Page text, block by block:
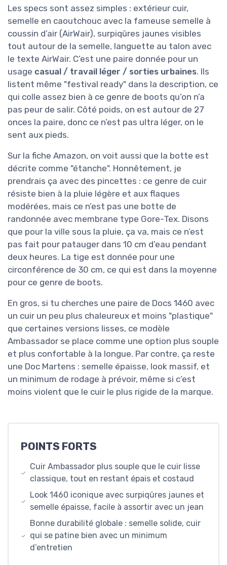
Les specs sont assez simples : extérieur cuir,
semelle en caoutchouc avec la fameuse semelle à
coussin d’air (AirWair), surpiqûres jaunes visibles
tout autour de la semelle, languette au talon avec
le texte AirWair. C’est une paire donnée pour un
usage casual / travail léger / sorties urbaines. Ils
listent même "festival ready" dans la description, ce
qui colle assez bien à ce genre de boots qu’on n’a
pas peur de salir. Côté poids, on est autour de 27
onces la paire, donc ce n’est pas ultra léger, on le
sent aux pieds.
Sur la fiche Amazon, on voit aussi que la botte est
décrite comme "étanche". Honnêtement, je
prendrais ça avec des pincettes : ce genre de cuir
résiste bien à la pluie légère et aux flaques
modérées, mais ce n’est pas une botte de
randonnée avec membrane type Gore-Tex. Disons
que pour la ville sous la pluie, ça va, mais ce n’est
pas fait pour patauger dans 10 cm d’eau pendant
deux heures. La tige est donnée pour une
circonférence de 30 cm, ce qui est dans la moyenne
pour ce genre de boots.
En gros, si tu cherches une paire de Docs 1460 avec
un cuir un peu plus chaleureux et moins "plastique"
que certaines versions lisses, ce modèle
Ambassador se place comme une option plus souple
et plus confortable à la longue. Par contre, ça reste
une Doc Martens : semelle épaisse, look massif, et
un minimum de rodage à prévoir, même si c’est
moins violent que le cuir le plus rigide de la marque.
POINTS FORTS
Cuir Ambassador plus souple que le cuir lisse
classique, tout en restant épais et costaud
Look 1460 iconique avec surpiqûres jaunes et
semelle épaisse, facile à assortir avec un jean
Bonne durabilité globale : semelle solide, cuir
qui se patine bien avec un minimum
d’entretien